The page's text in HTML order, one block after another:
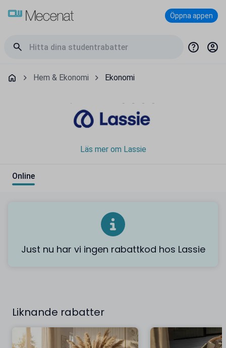
Öppna appen
Hem & Ekonomi Ekonomi
Läs mer om Lassie
Online
Just nu har vi ingen rabattkod hos Lassie
Liknande rabatter